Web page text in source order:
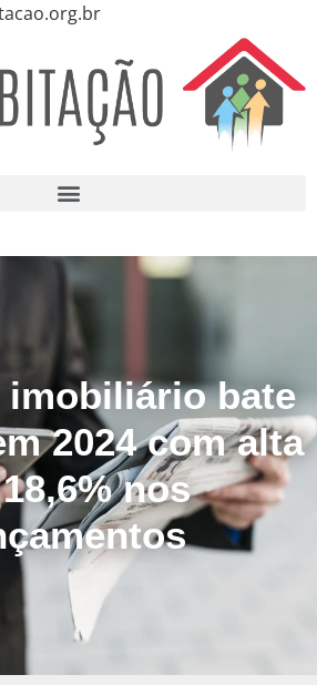
imobiliário bate
2024 com alta
nos